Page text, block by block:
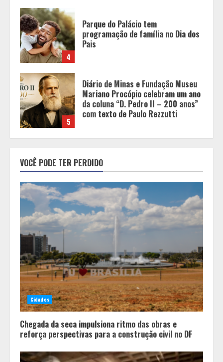
5
Diário de Minas e Fundação Museu
Mariano Procópio celebram um ano
da coluna “D. Pedro II – 200 anos”
com texto de Paulo Rezzutti
1
Chegada da seca impulsiona ritmo
das obras e reforça perspectivas
para a construção civil no DF
Minas+Doce- Feira e Festival da
Doçaria e Confeitaria Mineira
3
O Bloomsday hoje: 18 horas na vida
de Dublin sob vigilância
Parque do Palácio tem
programação de família no Dia dos
Pais
VOCÊ PODE TER PERDIDO
Cidades
Chegada da seca impulsiona ritmo das obras e
reforça perspectivas para a construção civil no DF